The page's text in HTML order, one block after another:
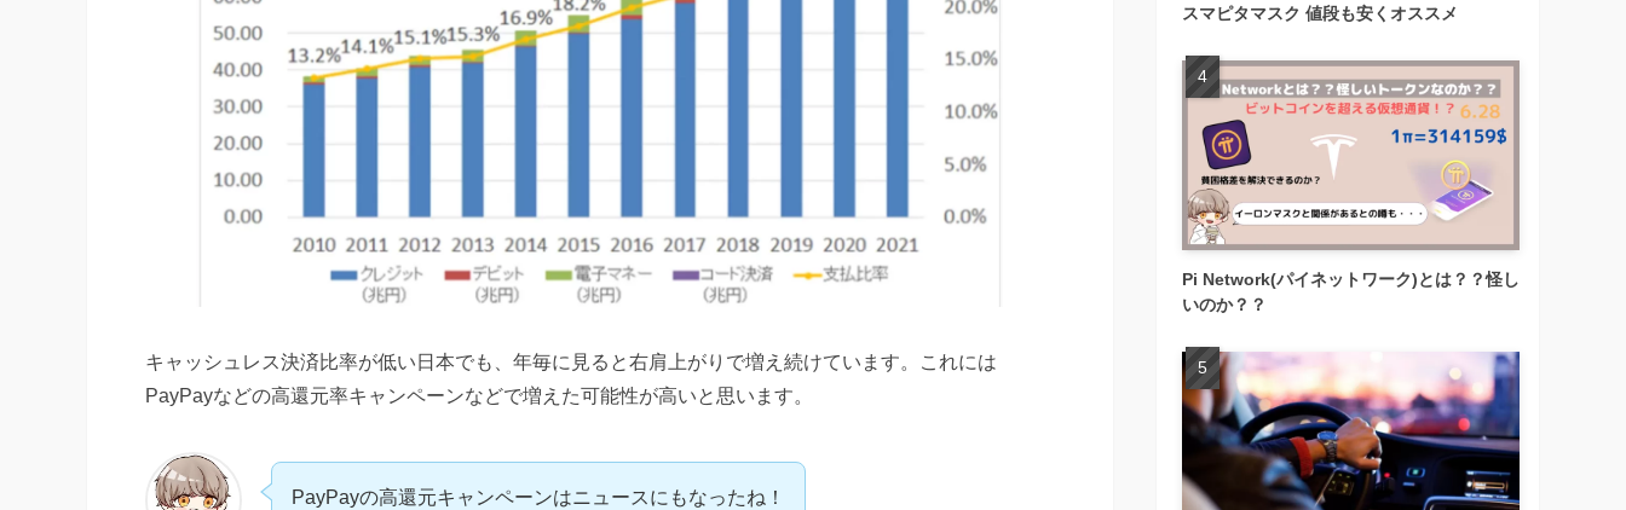
キャッシュレス決済比率が低い日本でも、年毎に見ると右肩上がりで増え続けています。これには
PayPayなどの高還元率キャンペーンなどで増えた可能性が高いと思います。
PayPayの高還元キャンペーンはニュースにもなったね！
スマピタマスク 値段も安くオススメ
Pi Network(パイネットワーク)とは？？怪し
いのか？？